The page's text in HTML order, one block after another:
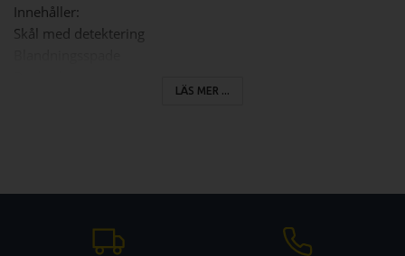
Innehåller:
Skål med detektering
LÄS MER ...